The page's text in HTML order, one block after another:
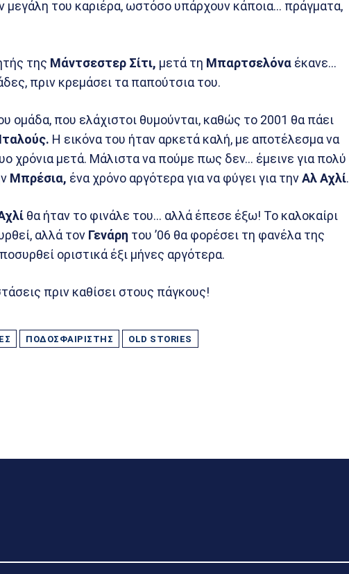
μεγάλη του καριέρα, ωστόσο υπάρχουν κάποια… πράγματα,
της Μάντσεστερ Σίτι, μετά τη Μπαρτσελόνα έκανε…
πριν κρεμάσει τα παπούτσια του.
ομάδα, που ελάχιστοι θυμούνται, καθώς το 2001 θα πάει
Ιταλούς. Η εικόνα του ήταν αρκετά καλή, με αποτέλεσμα να
χρόνια μετά. Μάλιστα να πούμε πως δεν… έμεινε για πολύ
Μπρέσια, ένα χρόνο αργότερα για να φύγει για τηνΑλ Αχλί.
θα ήταν το φινάλε του… αλλά έπεσε έξω! Το καλοκαίρι
αλλά τον Γενάρη του ’06 θα φορέσει τη φανέλα της
οριστικά έξι μήνες αργότερα.
πριν καθίσει στους πάγκους!
ΠΟΔΟΣΦΑΙΡΙΣΤΉΣ OLD STORIES